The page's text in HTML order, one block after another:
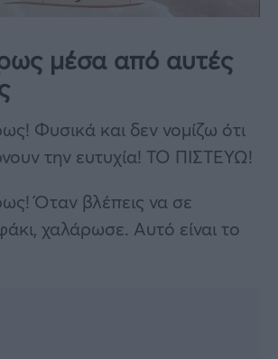
μέσα από αυτές
Φυσικά και δεν νομίζω ότι
την ευτυχία! ΤΟ ΠΙΣΤΕΥΩ!
Όταν βλέπεις να σε
χαλάρωσε. Αυτό είναι το